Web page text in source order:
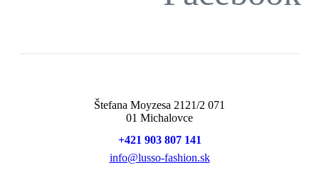
Štefana Moyzesa 2121/2 071
01 Michalovce
+421 903 807 141
info@lusso-fashion.sk